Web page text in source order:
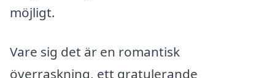
möjligt.
Vare sig det är en romantisk
överraskning, ett gratulerande